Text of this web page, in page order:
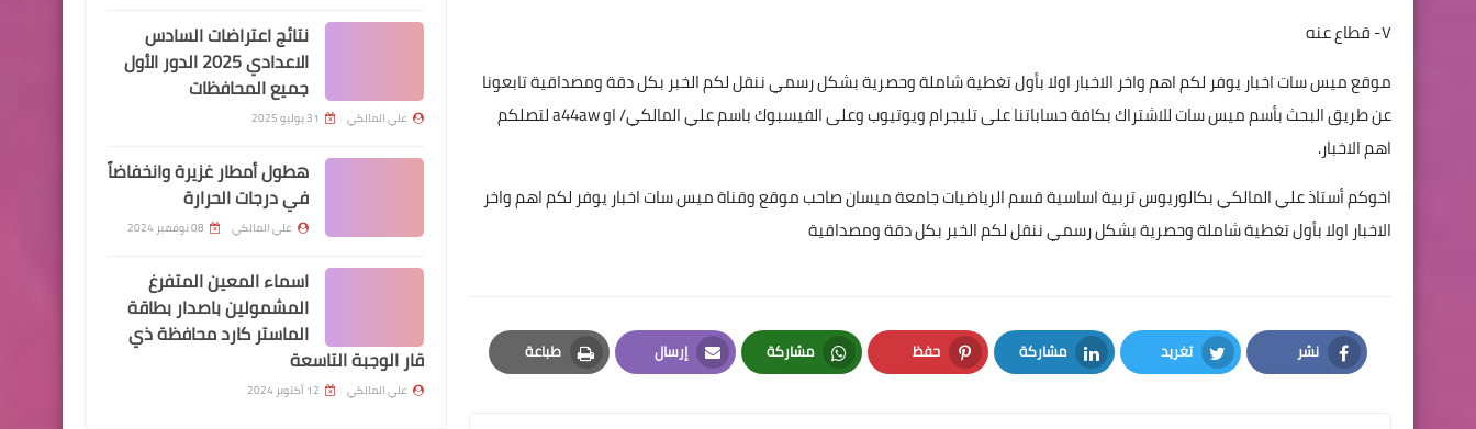
٧- قطاع عنه
موقع ميس سات اخبار يوفر لكم اهم واخر الاخبار اولا بأول تغطية شاملة وحصرية بشكل رسمي ننقل لكم الخبر بكل دقة ومصداقية تابعونا
عن طريق البحث بأسم ميس سات للاشتراك بكافة حساباتنا على تليجرام ويوتيوب وعلى الفيسبوك باسم علي المالكي/ او a44aw لتصلكم
اهم الاخبار.
اخوكم أستاذ علي المالكي بكالوريوس تربية اساسية قسم الرياضيات جامعة ميسان صاحب موقع وقناة ميس سات اخبار يوفر لكم اهم واخر
الاخبار اولا بأول تغطية شاملة وحصرية بشكل رسمي ننقل لكم الخبر بكل دقة ومصداقية
نشر
Facebook
تغريد
Twitter
مشاركة
LinkedIn
حفظ
Pinterest
مشاركة
Whatsapp
إرسال
Email
طباعة
Print
اخبار العامة
ارتفاع في اسعار صرف الدولار
اليوم في بورصة الكفاح
09 يناير 2022
النفوس وتغيير الاسماء
نتائج اعتراضات السادس
الاعدادي 2025 الدور الأول
جميع المحافظات
علي المالكي 31 يوليو 2025
هطول أمطار غزيرة وانخفاضاً
في درجات الحرارة
علي المالكي 08 نوفمبر 2024
اسماء المعين المتفرغ
المشمولين باصدار بطاقة
الماستر كارد محافظة ذي
قار الوجبة التاسعة
علي المالكي 12 أكتوبر 2024